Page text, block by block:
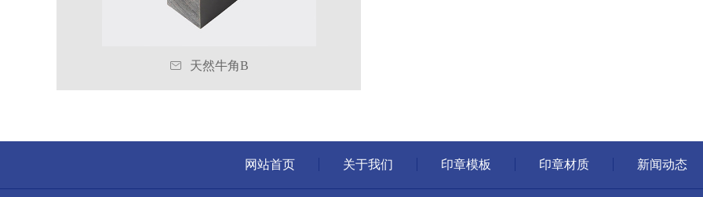
 天然牛角B
网站首页 关于我们 印章模板 印章材质 新闻动态